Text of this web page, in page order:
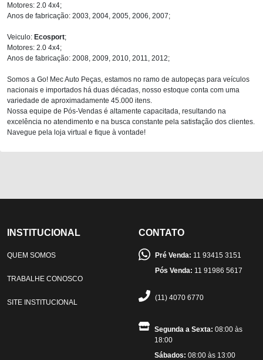
Motores: 2.0 4x4;
Anos de fabricação: 2003, 2004, 2005, 2006, 2007;
Veiculo: Ecosport;
Motores: 2.0 4x4;
Anos de fabricação: 2008, 2009, 2010, 2011, 2012;
Somos a Go! Mec Auto Peças, estamos no ramo de autopeças para veículos
nacionais e importados há duas décadas, nosso estoque conta com uma
variedade de aproximadamente 45.000 itens.
Nossa equipe de Pós-Vendas é altamente capacitada, resultando na
excelência no atendimento e na busca constante pela satisfação dos clientes.
Navegue pela loja virtual e fique à vontade!
INSTITUCIONAL
QUEM SOMOS
TRABALHE CONOSCO
SITE INSTITUCIONAL
CONTATO
Pré Venda: 11 93415 3151
Pós Venda: 11 91986 5617
(11) 4070 6770
Segunda a Sexta: 08:00 às
18:00
Sábados: 08:00 às 13:00